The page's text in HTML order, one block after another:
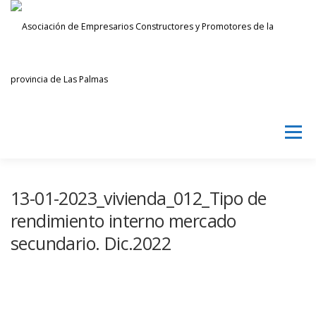
Saltar
Menú
INICIAR SESIÓN
13-01-2023_vivienda_012_Tipo de
rendimiento interno mercado
secundario. Dic.2022